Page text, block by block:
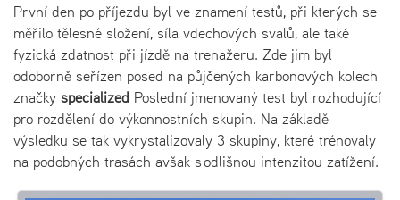
První den po příjezdu byl ve znamení testů, při kterých se
měřilo tělesné složení, síla vdechových svalů, ale také
fyzická zdatnost při jízdě na trenažeru. Zde jim byl
odoborně seřízen posed na půjčených karbonových kolech
značky specialized Poslední jmenovaný test byl rozhodující
pro rozdělení do výkonnostních skupin. Na základě
výsledku se tak vykrystalizovaly 3 skupiny, které trénovaly
na podobných trasách avšak s odlišnou intenzitou zatížení.